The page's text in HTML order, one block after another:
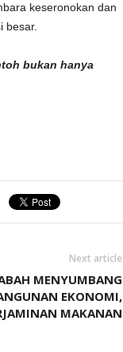
keseronokan dan
besar.
bukan hanya
Next article
MENYUMBANG
EKONOMI,
MAKANAN